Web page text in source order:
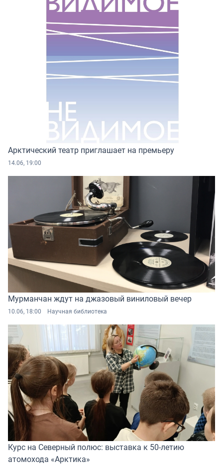
Арктический театр приглашает на премьеру
14.06, 19:00
Мурманчан ждут на джазовый виниловый вечер
10.06, 18:00 Научная библиотека
Курс на Северный полюс: выставка к 50-летию
атомохода «Арктика»